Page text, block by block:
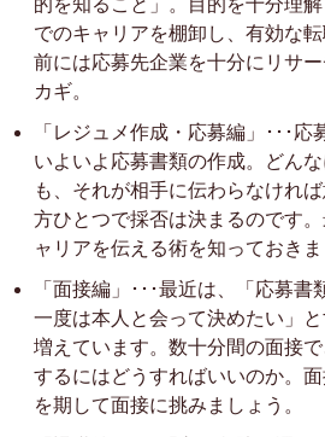
的を知ること」。目的を十分理
でのキャリアを棚卸し、有効な
前には応募先企業を十分にリサ
カギ。
「レジュメ作成・応募編」･･･応
いよいよ応募書類の作成。どん
も、それが相手に伝わらなけれ
方ひとつで採否は決まるのです
ャリアを伝える術を知っておきま
「面接編」･･･最近は、「応募書
一度は本人と会って決めたい」
増えています。数十分間の面接
するにはどうすればいいのか。
を期して面接に挑みましょう。